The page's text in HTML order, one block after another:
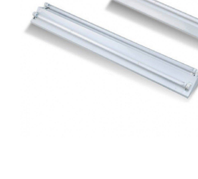
T1照明科技股份有限公司
長一路走來以身作則，致力實現公益
【第198集 心視
狂賀T1照明科技股份有限公司
閃爍、柔和不刺眼!才是打造明亮小窩